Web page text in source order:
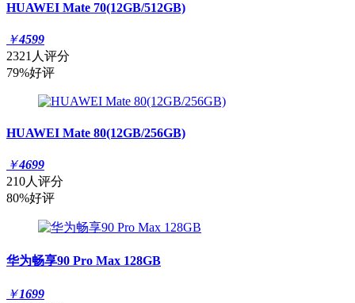
HUAWEI Mate 70(12GB/512GB)
￥4599
2321人评分
79%好评
HUAWEI Mate 80(12GB/256GB)
￥4699
210人评分
80%好评
华为畅享90 Pro Max 128GB
￥1699